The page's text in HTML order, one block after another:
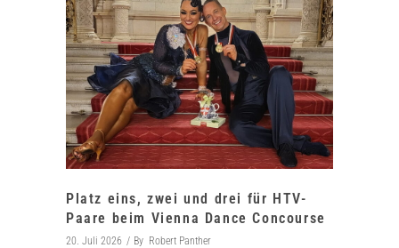
Platz eins, zwei und drei für HTV-
Paare beim Vienna Dance Concourse
20. Juli 2026 By Robert Panther